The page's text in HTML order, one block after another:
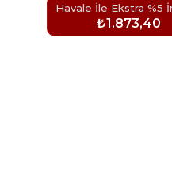
Havale İle Ekstra %5
₺1.873,40